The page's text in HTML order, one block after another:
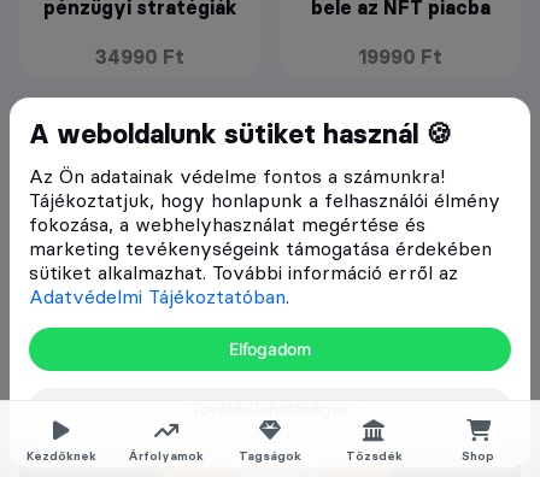
Kezdőknek Árfolyamok Tagságok Tőzsdék Shop
A weboldalunk sütiket használ 🍪
Az Ön adatainak védelme fontos a számunkra!
Tájékoztatjuk, hogy honlapunk a felhasználói élmény
fokozása, a webhelyhasználat megértése és
marketing tevékenységeink támogatása érdekében
sütiket alkalmazhat. További információ erről az
Adatvédelmi Tájékoztatóban.
Elfogadom
pénzügyi stratégiák
34990 Ft
bele az NFT piacba
19990 Ft